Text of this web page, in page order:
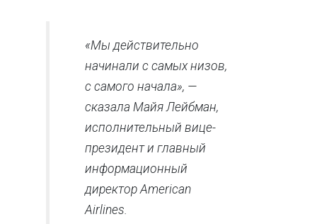
«Мы действительно
начинали с самых низов,
с самого начала», —
сказала Майя Лейбман,
исполнительный вице-
президент и главный
информационный
директор American
Airlines.